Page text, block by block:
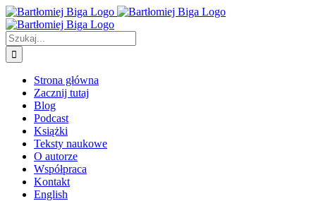
Przejdź
do
zawartości
Szukaj
Strona główna
Zacznij tutaj
Blog
Podcast
Książki
Teksty naukowe
O autorze
Współpraca
Kontakt
English